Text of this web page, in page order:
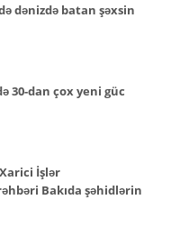
dənizdə batan şəxsin
30-dan çox yeni güc
İşlər
Bakıda şəhidlərin